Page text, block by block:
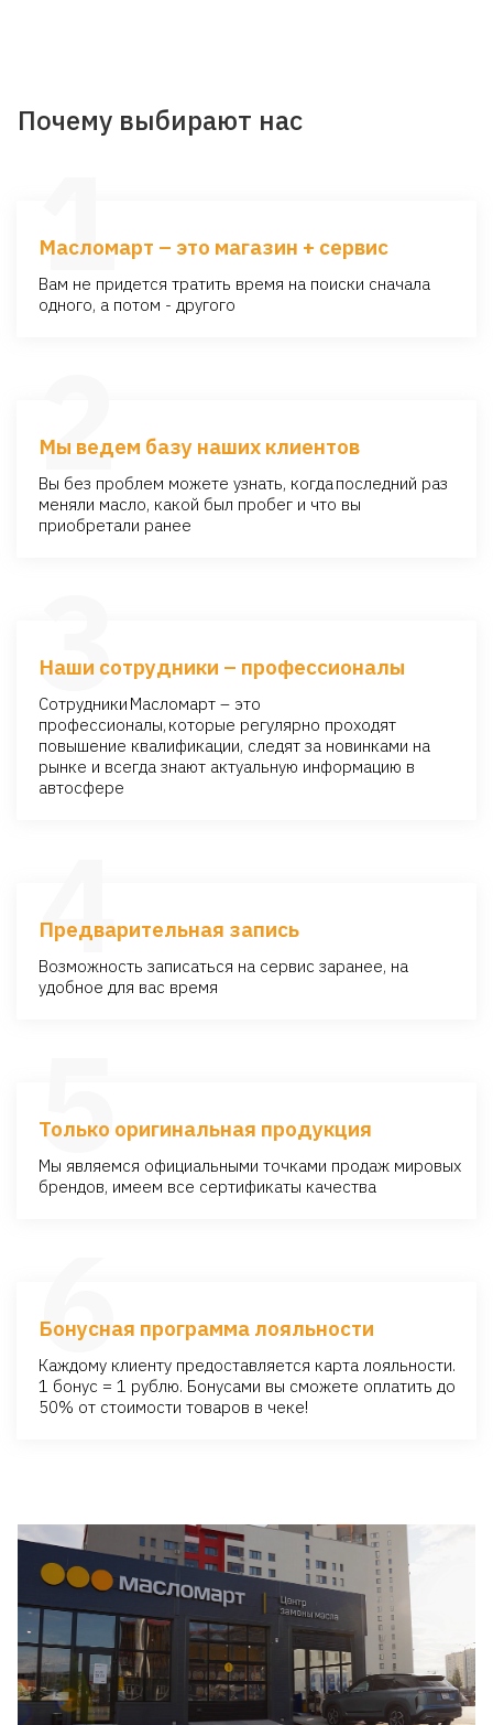
Почему выбирают нас
1
Масломарт – это магазин + сервис
Вам не придется тратить время на поиски сначала
одного, а потом - другого
2
Мы ведем базу наших клиентов
Вы без проблем можете узнать, когда последний раз
меняли масло, какой был пробег и что вы
приобретали ранее
3
Наши сотрудники – профессионалы
Сотрудники Масломaрт – это
профессионалы, которые регулярно проходят
повышение квалификации, следят за новинками на
рынке и всегда знают актуальную информацию в
автосфере
4
Предварительная запись
Возможность записаться на сервис заранее, на
удобное для вас время
5
Только оригинальная продукция
Мы являемся официальными точками продаж мировых
брендов, имеем все сертификаты качества
6
Бонусная программа лояльности
Каждому клиенту предоставляется карта лояльности.
1 бонус = 1 рублю. Бонусами вы сможете оплатить до
50% от стоимости товаров в чеке!